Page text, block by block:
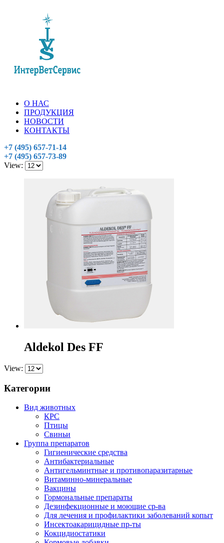
О НАС
ПРОДУКЦИЯ
НОВОСТИ
КОНТАКТЫ
+7 (495) 657-71-14
+7 (495) 657-73-89
View:
Aldekol Des FF
View:
Категории
Вид животных
КРС
Птицы
Свиньи
Группа препаратов
Гигиенические средства
Антибактериальные
Антигельминтные и противопаразитарные
Витаминно-минеральные
Вакцины
Гормональные препараты
Дезинфекционные и моющие ср-ва
Для лечения и профилактики заболеваний копыт
Инсектоакарицидные пр-ты
Кокцидиостатики